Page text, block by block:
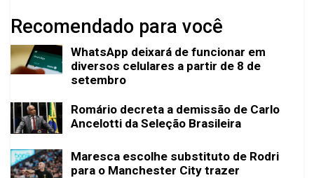
Recomendado para você
WhatsApp deixará de funcionar em
diversos celulares a partir de 8 de
setembro
Romário decreta a demissão de Carlo
Ancelotti da Seleção Brasileira
Maresca escolhe substituto de Rodri
para o Manchester City trazer